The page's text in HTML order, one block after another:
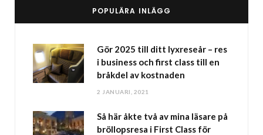
POPULÄRA INLÄGG
Gör 2025 till ditt lyxreseår – res
i business och first class till en
bråkdel av kostnaden
2 JANUARI, 2021
Så här åkte två av mina läsare på
bröllopsresa i First Class för